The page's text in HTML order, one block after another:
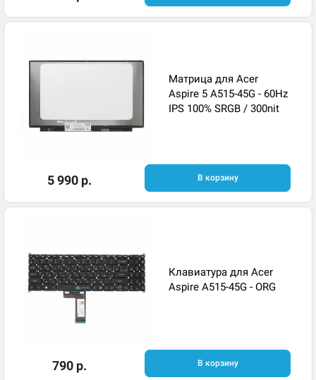
Матрица для Acer
Aspire 5 A515-45G - 60Hz
IPS 100% SRGB / 300nit
5 990 р. В корзину
Клавиатура для Acer
Aspire A515-45G - ORG
790 р. В корзину